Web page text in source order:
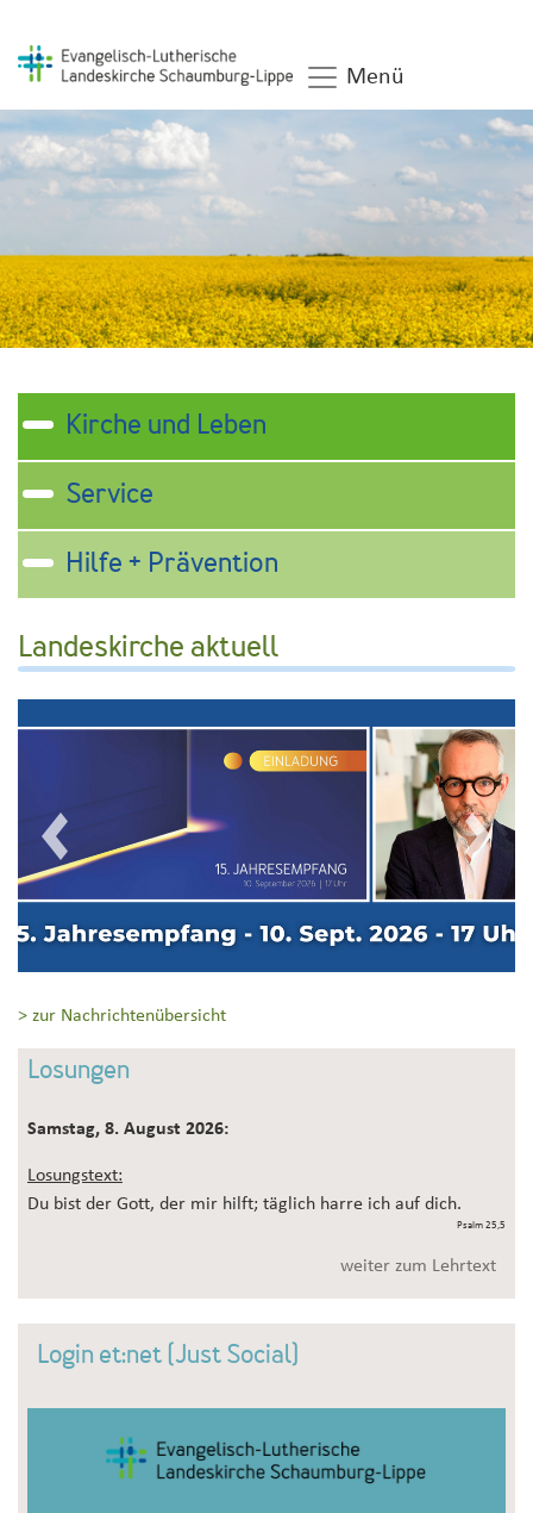
Menü
Losungen
Samstag, 8. August 2026:
Losungstext:
Du bist der Gott, der mir hilft; täglich harre ich auf dich.
Psalm 25,5
weiter zum Lehrtext
Login et:net (Just Social)
Kirche und Leben
Service
Hilfe + Prävention
Landeskirche aktuell
voriger Artikel
> zur Nachrichtenübersicht